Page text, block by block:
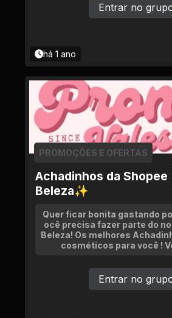
há 1 ano
Entrar no
Achadinhos da Shopee
Beleza✨
PROMOÇÕES E OFERTAS
Quer ficar bonita gastando
ocê precisa fazer parte do
Beleza! Os melhores
cosméticos para você !
Entrar no